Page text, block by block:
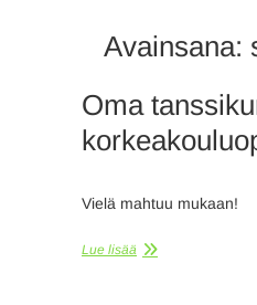
Avainsana:
Oma
Vielä mahtuu mukaan!
Lue lisää